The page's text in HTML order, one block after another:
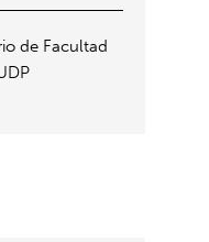
de Facultad